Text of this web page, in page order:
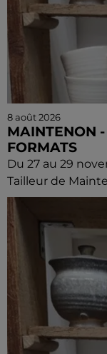
8 août 2026
MAINTENON
FORMATS
Du 27 au 29
Tailleur de